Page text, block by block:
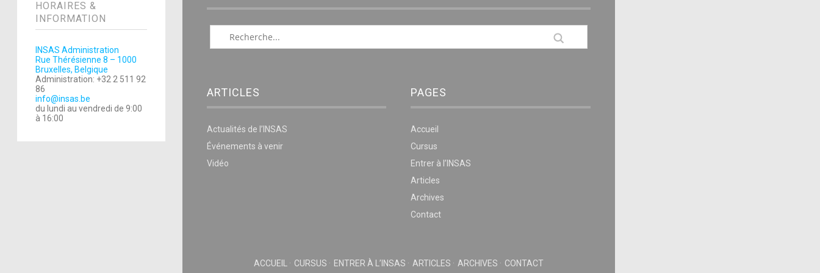
HORAIRES &
INFORMATION
INSAS Administration
Rue Thérésienne 8 – 1000
Bruxelles, Belgique
Administration: +32 2 511 92
86
info@insas.be
du lundi au vendredi de 9:00
à 16:00
ARTICLES
Actualités de l’INSAS
Événements à venir
Vidéo
PAGES
Accueil
Cursus
Entrer à l’INSAS
Articles
Archives
Contact
ACCUEIL CURSUS ENTRER À L’INSAS ARTICLES ARCHIVES CONTACT